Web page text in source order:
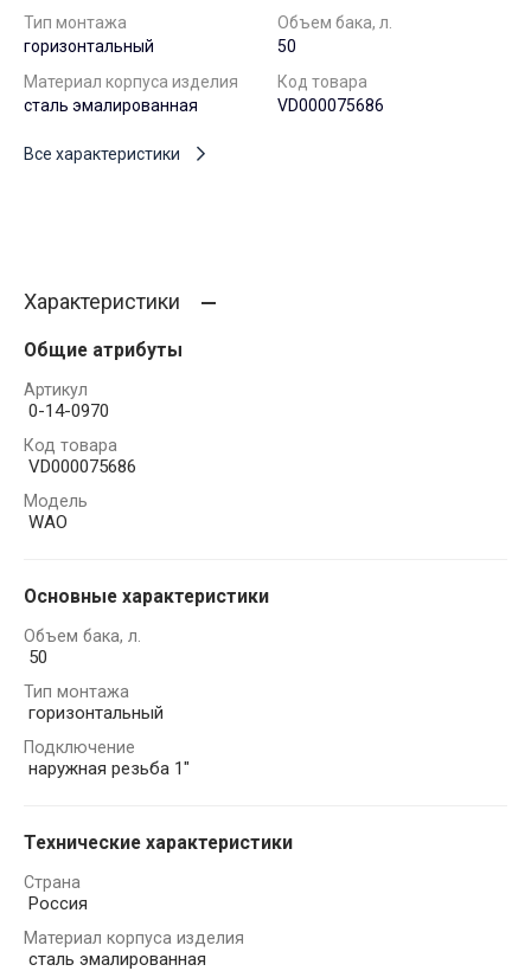
Тип монтажа
горизонтальный
Объем бака, л.
50
Материал корпуса изделия
сталь эмалированная
Код товара
VD000075686
Все характеристики
Характеристики
Общие атрибуты
Артикул
0-14-0970
Код товара
VD000075686
Модель
WAO
Основные характеристики
Объем бака, л.
50
Тип монтажа
горизонтальный
Подключение
наружная резьба 1"
Технические характеристики
Страна
Россия
Материал корпуса изделия
сталь эмалированная